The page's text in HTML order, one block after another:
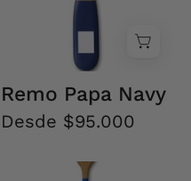
Remo Papa Navy
Desde $95.000
Remo